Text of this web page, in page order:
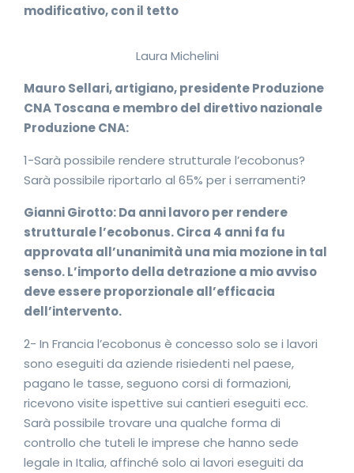
modificativo, con il tetto
Laura Michelini
Mauro Sellari, artigiano, presidente Produzione
CNA Toscana e membro del direttivo nazionale
Produzione CNA:
1-Sarà possibile rendere strutturale l’ecobonus?
Sarà possibile riportarlo al 65% per i serramenti?
Gianni Girotto: Da anni lavoro per rendere
strutturale l’ecobonus. Circa 4 anni fa fu
approvata all’unanimità una mia mozione in tal
senso. L’importo della detrazione a mio avviso
deve essere proporzionale all’efficacia
dell’intervento.
2- In Francia l’ecobonus è concesso solo se i lavori
sono eseguiti da aziende risiedenti nel paese,
pagano le tasse, seguono corsi di formazioni,
ricevono visite ispettive sui cantieri eseguiti ecc.
Sarà possibile trovare una qualche forma di
controllo che tuteli le imprese che hanno sede
legale in Italia, affinché solo ai lavori eseguiti da